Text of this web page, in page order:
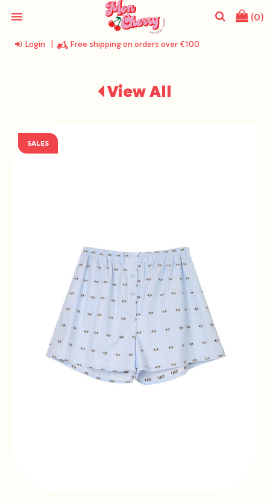
menu (0)
Login Free shipping on orders over €100
View All
SALES